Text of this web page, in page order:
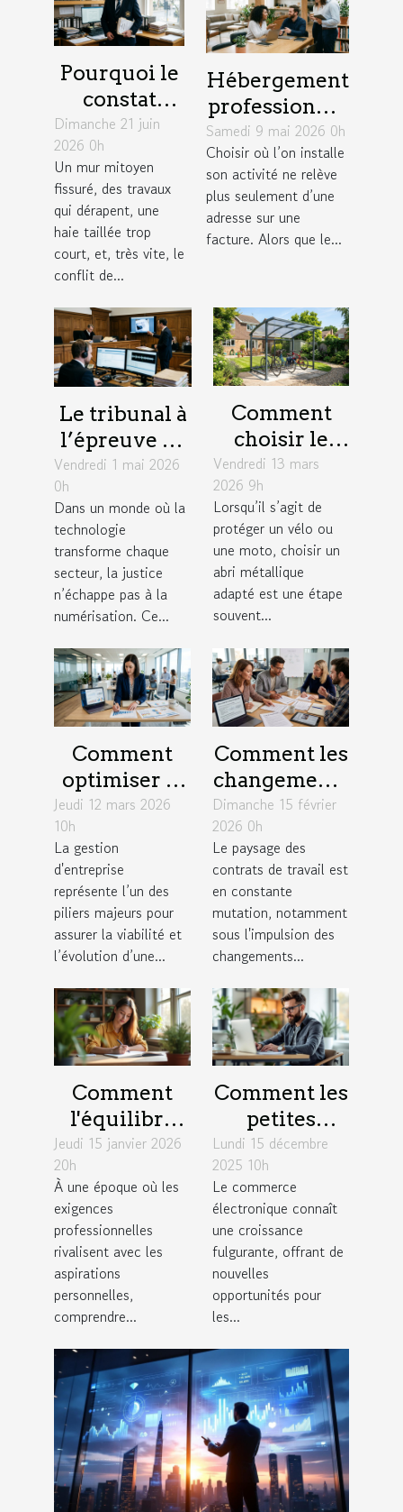
Pourquoi le
constat
d’huissier
change la
donne dans
un litige
entre
voisins
Dimanche 21 juin
2026 0h
Un mur mitoyen
fissuré, des travaux
qui dérapent, une
haie taillée trop
court, et, très vite, le
conflit de...
Hébergement
professionnel
: un levier
insoupçonné
pour élargir
son réseau
Samedi 9 mai 2026 0h
Choisir où l’on installe
son activité ne relève
plus seulement d’une
adresse sur une
facture. Alors que le...
Le tribunal à
l’épreuve de
la
numérisation
: enjeux
concrets
Vendredi 1 mai 2026
0h
Dans un monde où la
technologie
transforme chaque
secteur, la justice
n’échappe pas à la
numérisation. Ce...
Comment
choisir le
meilleur abri
métallique
pour votre
vélo ou moto
?
Vendredi 13 mars
2026 9h
Lorsqu’il s’agit de
protéger un vélo ou
une moto, choisir un
abri métallique
adapté est une étape
souvent...
Comment
optimiser la
gestion
d'entreprise
pour une
croissance
durable ?
Jeudi 12 mars 2026
10h
La gestion
d'entreprise
représente l’un des
piliers majeurs pour
assurer la viabilité et
l’évolution d’une...
Comment les
changements
législatifs de
2026
influencent-
ils les
contrats de
travail ?
Dimanche 15 février
2026 0h
Le paysage des
contrats de travail est
en constante
mutation, notamment
sous l'impulsion des
changements...
Comment
l'équilibre
travail-vie
personnelle
influence la
créativité?
Jeudi 15 janvier 2026
20h
À une époque où les
exigences
professionnelles
rivalisent avec les
aspirations
personnelles,
comprendre...
Comment les
petites
entreprises
peuvent
exploiter les
tendances du
commerce
électronique
?
Lundi 15 décembre
2025 10h
Le commerce
électronique connaît
une croissance
fulgurante, offrant de
nouvelles
opportunités pour
les...